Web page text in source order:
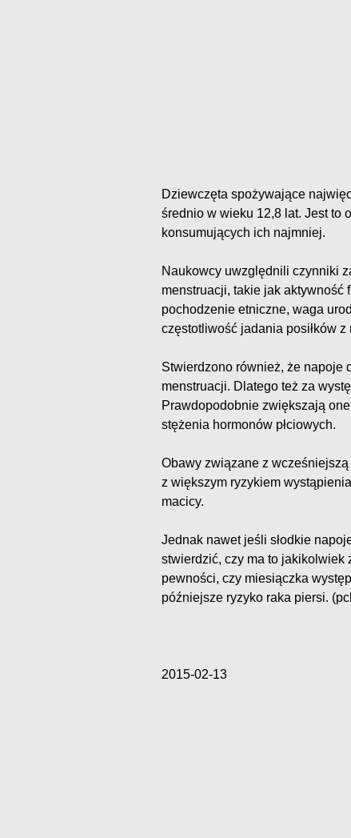
Dziewczęta spożywające
średnio w wieku 12,8 lat. Jest to
konsumujących ich najmniej.
Naukowcy uwzględnili czynniki
menstruacji, takie jak aktywność
pochodzenie etniczne, waga
częstotliwość jadania posiłków z
Stwierdzono również, że napoje
menstruacji. Dlatego też za
Prawdopodobnie zwiększają
stężenia hormonów płciowych.
Obawy związane z
z większym ryzykiem
macicy.
Jednak nawet jeśli słodkie
stwierdzić, czy ma to jakikolwiek
pewności, czy miesiączka
późniejsze ryzyko raka piersi.
2015-02-13